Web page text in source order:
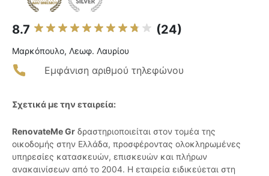
8.7 (24)
Μαρκόπουλο, Λεωφ. Λαυρίου
Εμφάνιση αριθμού τηλεφώνου
Σχετικά με την εταιρεία:
RenovateMe Gr δραστηριοποιείται στον τομέα της
οικοδομής στην Ελλάδα, προσφέροντας ολοκληρωμένες
υπηρεσίες κατασκευών, επισκευών και πλήρων
ανακαινίσεων από το 2004. Η εταιρεία ειδικεύεται στη